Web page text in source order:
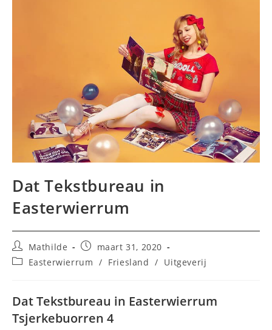
Dat Tekstbureau in
Easterwierrum
Bericht
auteur:
Mathilde
Bericht
gepubliceerd
op:
maart 31, 2020
Berichtcategorie:
Easterwierrum / Friesland / Uitgeverij
Dat Tekstbureau in Easterwierrum
Tsjerkebuorren 4